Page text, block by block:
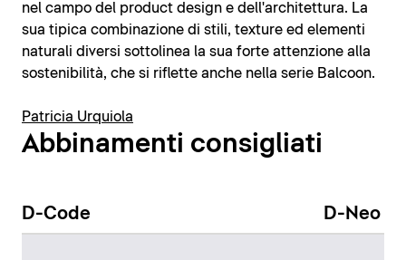
nel campo del product design e dell'architettura. La
sua tipica combinazione di stili, texture ed elementi
naturali diversi sottolinea la sua forte attenzione alla
sostenibilità, che si riflette anche nella serie Balcoon.
Patricia Urquiola
Abbinamenti consigliati
D-Code D-Neo